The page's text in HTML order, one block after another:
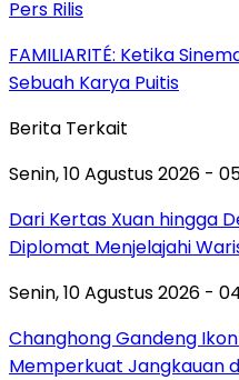
Pers Rilis
FAMILIARITÉ: Ketika
Sebuah Karya Puitis
Berita Terkait
Senin, 10 Agustus 2026 -
Dari Kertas Xuan hingga
Diplomat Menjelajahi
Senin, 10 Agustus 2026 -
Changhong Gandeng
Memperkuat Jangkauan